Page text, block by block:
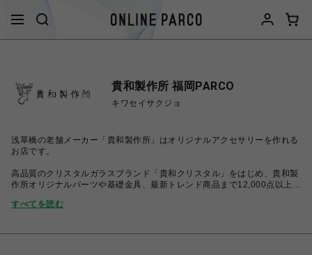
貴和製作所 福岡PARCO
キワセイサクジョ
浅草橋の老舗メーカー「貴和製作所」はオリジナルアクセサリーを作れる
お店です。
高品質のクリスタルガラスブランド「貴和クリスタル」をはじめ、貴和製
作所オリジナルパーツや基礎金具、最新トレンド商品まで12,000点以上の
すべてを読む